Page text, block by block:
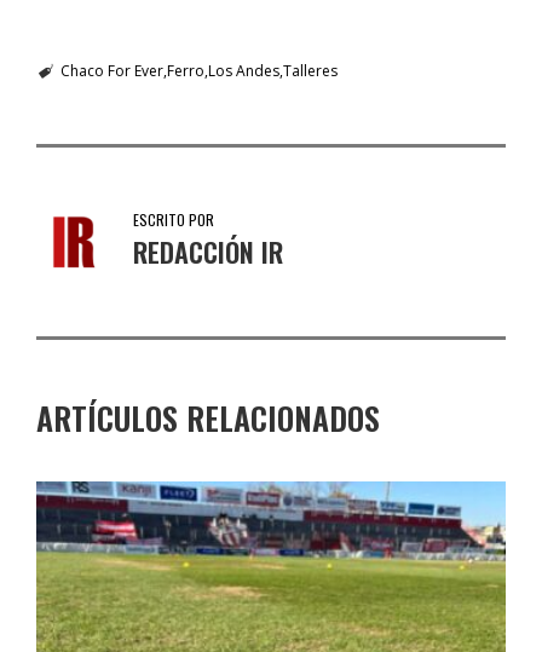
Chaco For EverFerro Los AndesTalleres
ESCRITO POR
REDACCIÓN IR
ARTÍCULOS RELACIONADOS